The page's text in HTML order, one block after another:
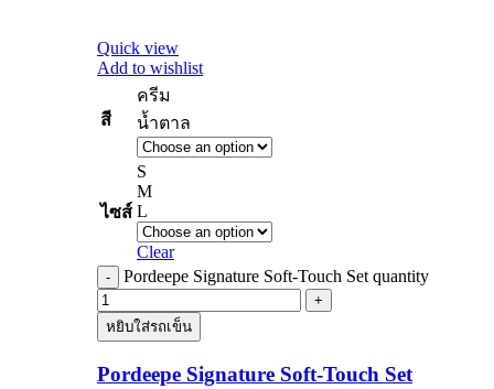
Quick view
Add to wishlist
สี
ครีม
น้ำตาล
ไซส์
S
M
L
Clear
Pordeepe Signature Soft-Touch Set quantity
หยิบใส่รถเข็น
Pordeepe Signature Soft-Touch Set